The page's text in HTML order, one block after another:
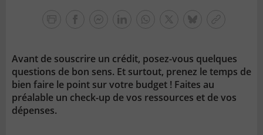
Avant de souscrire un crédit, posez-vous quelques
questions de bon sens. Et surtout, prenez le temps de
bien faire le point sur votre budget ! Faites au
préalable un check-up de vos ressources et de vos
dépenses.